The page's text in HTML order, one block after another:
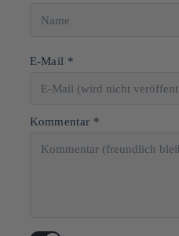
E-Mail *
Kommentar *